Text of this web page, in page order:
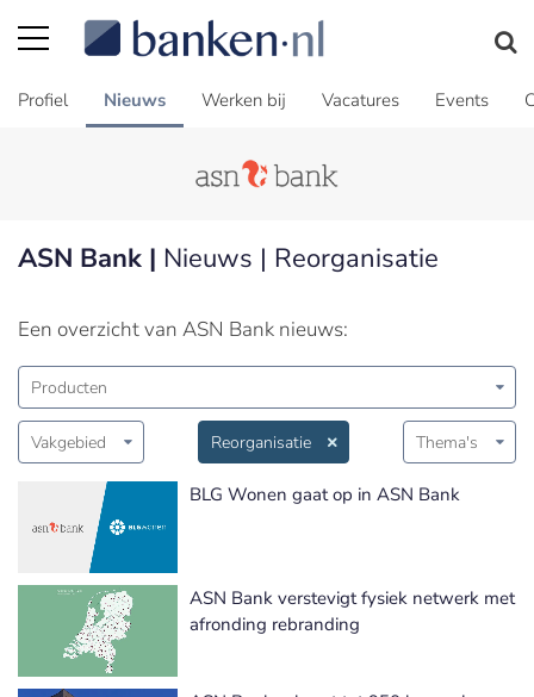
Profiel Nieuws Werken bij Vacatures Events
ASN Bank | Nieuws | Reorganisatie
Een overzicht van ASN Bank nieuws:
Producten
Vakgebied Reorganisatie Thema's
BLG Wonen gaat op in ASN Bank
ASN Bank verstevigt fysiek netwerk met
afronding rebranding